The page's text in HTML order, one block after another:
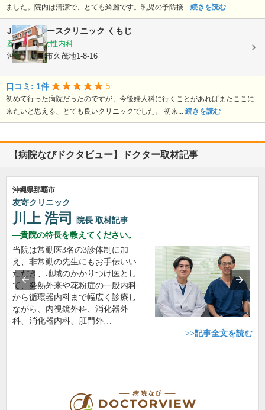
ました。院内は清潔で、とても綺麗です。乳児の予防接... 続きを読む
Joyレディースクリニック くもじ
産婦人科, 女性内科
沖縄県那覇市久茂地1-8-16
口コミ: 1件 5
初めて行った病院だったのですが、今後婦人科に行くことがあればまたここに
来たいと思える、とても良いクリニックでした。 初来... 続きを読む
【病院なびドクタビュー】ドクター取材記事
沖縄県那覇市
友寄クリニック
川上 浩司 院長 取材記事
貴院の特長を教えてください。
当院は常勤医3名の3診体制に加
え、非常勤の先生にもお手伝いい
ただき、地域のかかりつけ医とし
て、発熱外来や花粉症の一般内科
から循環器内科まで幅広く診療し
ながら、内視鏡外科、消化器外
科、消化器内科、肛門外…
>>記事全文を読む